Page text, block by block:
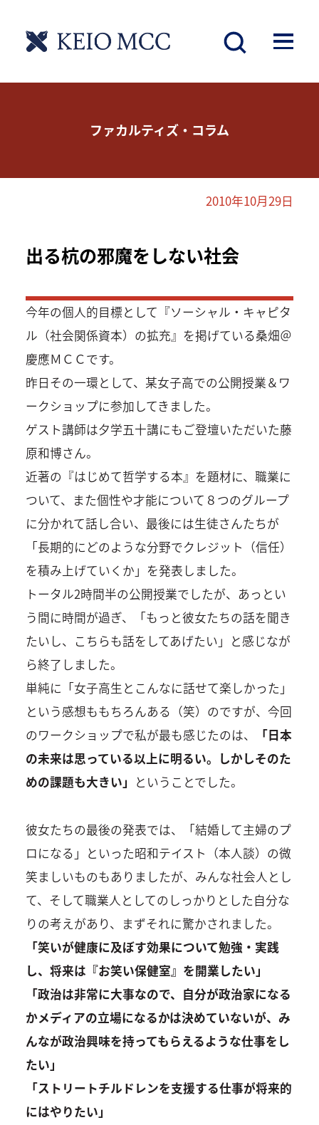
ファカルティズ・コラム
2010年10月29日
出る杭の邪魔をしない社会
今年の個人的目標として『ソーシャル・キャピタ
ル（社会関係資本）の拡充』を掲げている桑畑＠
慶應ＭＣＣです。
昨日その一環として、某女子高での公開授業＆ワ
ークショップに参加してきました。
ゲスト講師は夕学五十講にもご登壇いただいた藤
原和博さん。
近著の『はじめて哲学する本』を題材に、職業に
ついて、また個性や才能について８つのグループ
に分かれて話し合い、最後には生徒さんたちが
「長期的にどのような分野でクレジット（信任）
を積み上げていくか」を発表しました。
トータル2時間半の公開授業でしたが、あっとい
う間に時間が過ぎ、「もっと彼女たちの話を聞き
たいし、こちらも話をしてあげたい」と感じなが
ら終了しました。
単純に「女子高生とこんなに話せて楽しかった」
という感想ももちろんある（笑）のですが、今回
のワークショップで私が最も感じたのは、
「日本
の未来は思っている以上に明るい。しかしそのた
めの課題も大きい」 ということでした。
彼女たちの最後の発表では、「結婚して主婦のプ
ロになる」といった昭和テイスト（本人談）の微
笑ましいものもありましたが、みんな社会人とし
て、そして職業人としてのしっかりとした自分な
りの考えがあり、まずそれに驚かされました。
「笑いが健康に及ぼす効果について勉強・実践
し、将来は『お笑い保健室』を開業したい」
「政治は非常に大事なので、自分が政治家になる
かメディアの立場になるかは決めていないが、み
んなが政治興味を持ってもらえるような仕事をし
たい」
「ストリートチルドレンを支援する仕事が将来的
にはやりたい」